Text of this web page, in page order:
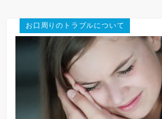
お口周りのトラブルについて